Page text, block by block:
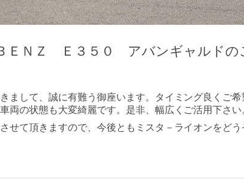
ＥＮＺ Ｅ３５０ アバンギャルドの
まして、誠に有難う御座います。タイミング良くご
両の状態も大変綺麗です。是非、幅広くご活用下さい
せて頂きますので、今後ともミスタ－ライオンをど